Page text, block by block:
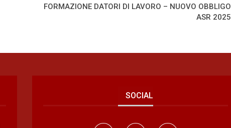
FORMAZIONE DATORI DI LAVORO – NUOVO OBBLIGO
ASR 2025
SOCIAL